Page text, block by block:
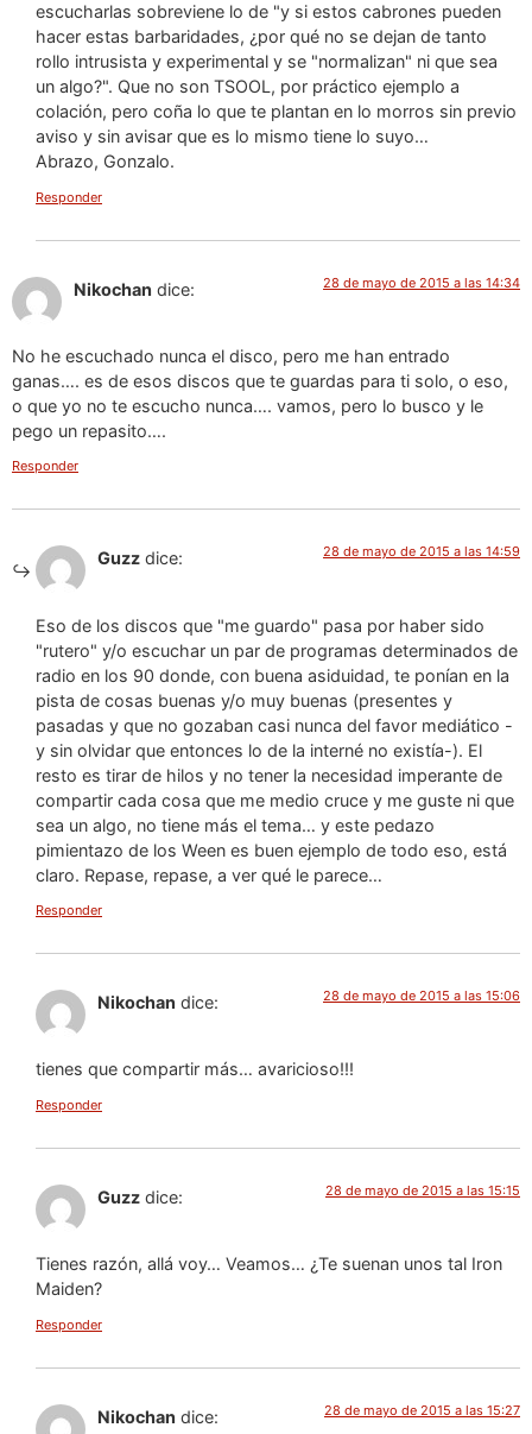
escucharlas sobreviene lo de "y si estos cabrones pueden
hacer estas barbaridades, ¿por qué no se dejan de tanto
rollo intrusista y experimental y se "normalizan" ni que sea
un algo?". Que no son TSOOL, por práctico ejemplo a
colación, pero coña lo que te plantan en lo morros sin previo
aviso y sin avisar que es lo mismo tiene lo suyo…
Abrazo, Gonzalo.
Responder
Nikochan dice: 28 de mayo de 2015 a las 14:34
No he escuchado nunca el disco, pero me han entrado
ganas…. es de esos discos que te guardas para ti solo, o eso,
o que yo no te escucho nunca…. vamos, pero lo busco y le
pego un repasito….
Responder
Guzz dice: 28 de mayo de 2015 a las 14:59
Eso de los discos que "me guardo" pasa por haber sido
"rutero" y/o escuchar un par de programas determinados de
radio en los 90 donde, con buena asiduidad, te ponían en la
pista de cosas buenas y/o muy buenas (presentes y
pasadas y que no gozaban casi nunca del favor mediático -
y sin olvidar que entonces lo de la interné no existía-). El
resto es tirar de hilos y no tener la necesidad imperante de
compartir cada cosa que me medio cruce y me guste ni que
sea un algo, no tiene más el tema… y este pedazo
pimientazo de los Ween es buen ejemplo de todo eso, está
claro. Repase, repase, a ver qué le parece…
Responder
Nikochan dice: 28 de mayo de 2015 a las 15:06
tienes que compartir más… avaricioso!!!
Responder
Guzz dice: 28 de mayo de 2015 a las 15:15
Tienes razón, allá voy… Veamos… ¿Te suenan unos tal Iron
Maiden?
Responder
Nikochan dice: 28 de mayo de 2015 a las 15:27